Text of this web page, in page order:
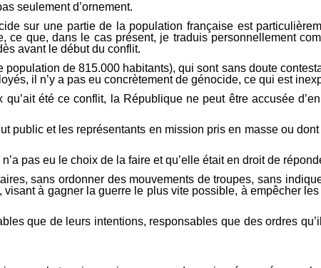
seulement d’ornement.
sur une partie de la population française est
que, dans le cas présent, je traduis personnellement
avant le début du conflit.
de 815.000 habitants), qui sont sans doute
il n’y a pas eu concrètement de génocide, ce qui est
été ce conflit, la République ne peut être accusée
public et les représentants en mission pris en masse ou
pas eu le choix de la faire et qu’elle était en droit de
sans ordonner des mouvements de troupes, sans
à gagner la guerre le plus vite possible, à empêcher
que de leurs intentions, responsables que des ordres